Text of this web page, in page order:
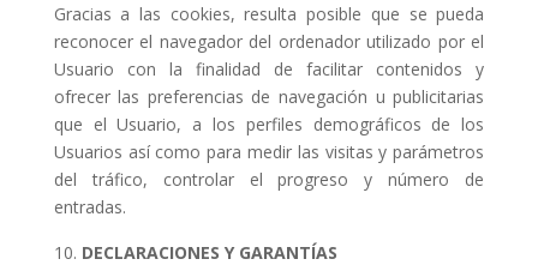
Gracias a las cookies, resulta posible que se pueda
reconocer el navegador del ordenador utilizado por el
Usuario con la finalidad de facilitar contenidos y
ofrecer las preferencias de navegación u publicitarias
que el Usuario, a los perfiles demográficos de los
Usuarios así como para medir las visitas y parámetros
del tráfico, controlar el progreso y número de
entradas.
DECLARACIONES Y GARANTÍAS